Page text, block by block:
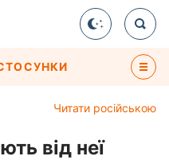
Читати російською
від неї